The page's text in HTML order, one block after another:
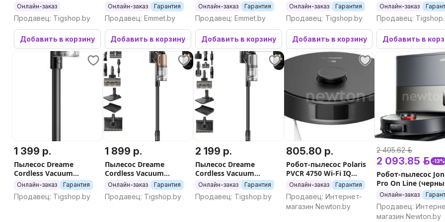
Онлайн-заказ
Продавец: Tigshop.by
Добавить в корзину
Plus
Онлайн-заказ Гарантия
Продавец: Emmet.by
Добавить в корзину
Онлайн-заказ Гарантия
Продавец: Emmet.by
Добавить в корзину
Cleaner R10s Essential
VZV29A (евровилка,
белый)
Онлайн-заказ Гарантия
Продавец: Tigshop.by
Добавить в корзину
Cleaner R10s
(евровилка,
Онлайн-заказ
Продавец:
Добавить в
1 399 р.
Пылесос Dreame
Cordless Vacuum
Cleaner Z20 Essential
VZV24A (евровилка)
Онлайн-заказ Гарантия
Продавец: Tigshop.by
1 899 р.
Пылесос Dreame
Cordless Vacuum
Cleaner Z20 Aqua Cycle
Онлайн-заказ Гарантия
Продавец: Tigshop.by
2 199 р.
Пылесос Dreame
Cordless Vacuum
Cleaner Z30 Aqua Cycle
Онлайн-заказ Гарантия
Продавец: Tigshop.by
805.80 р.
Робот-пылесос Polaris
PVCR 4750 Wi-Fi IQ
Home (черный)
Онлайн-заказ Гарантия
Продавец: Интернет-
магазин Newton.by
2 405.62 р.
2 093.85 р. -13%
Робот-пылесос
Pro On Line
Онлайн-заказ
Продавец:
магазин Newton.by